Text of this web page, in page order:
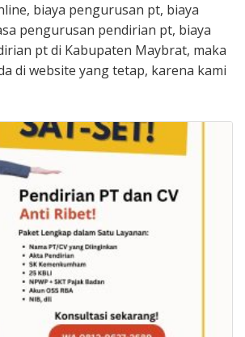
biaya pengurusan pt, biaya
pengurusan pendirian pt, biaya
pt di Kabupaten Maybrat, maka
di website yang tetap, karena kami